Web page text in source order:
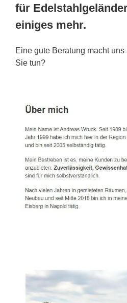
für
einiges mehr.
Eine gute Beratung macht
Sie tun?